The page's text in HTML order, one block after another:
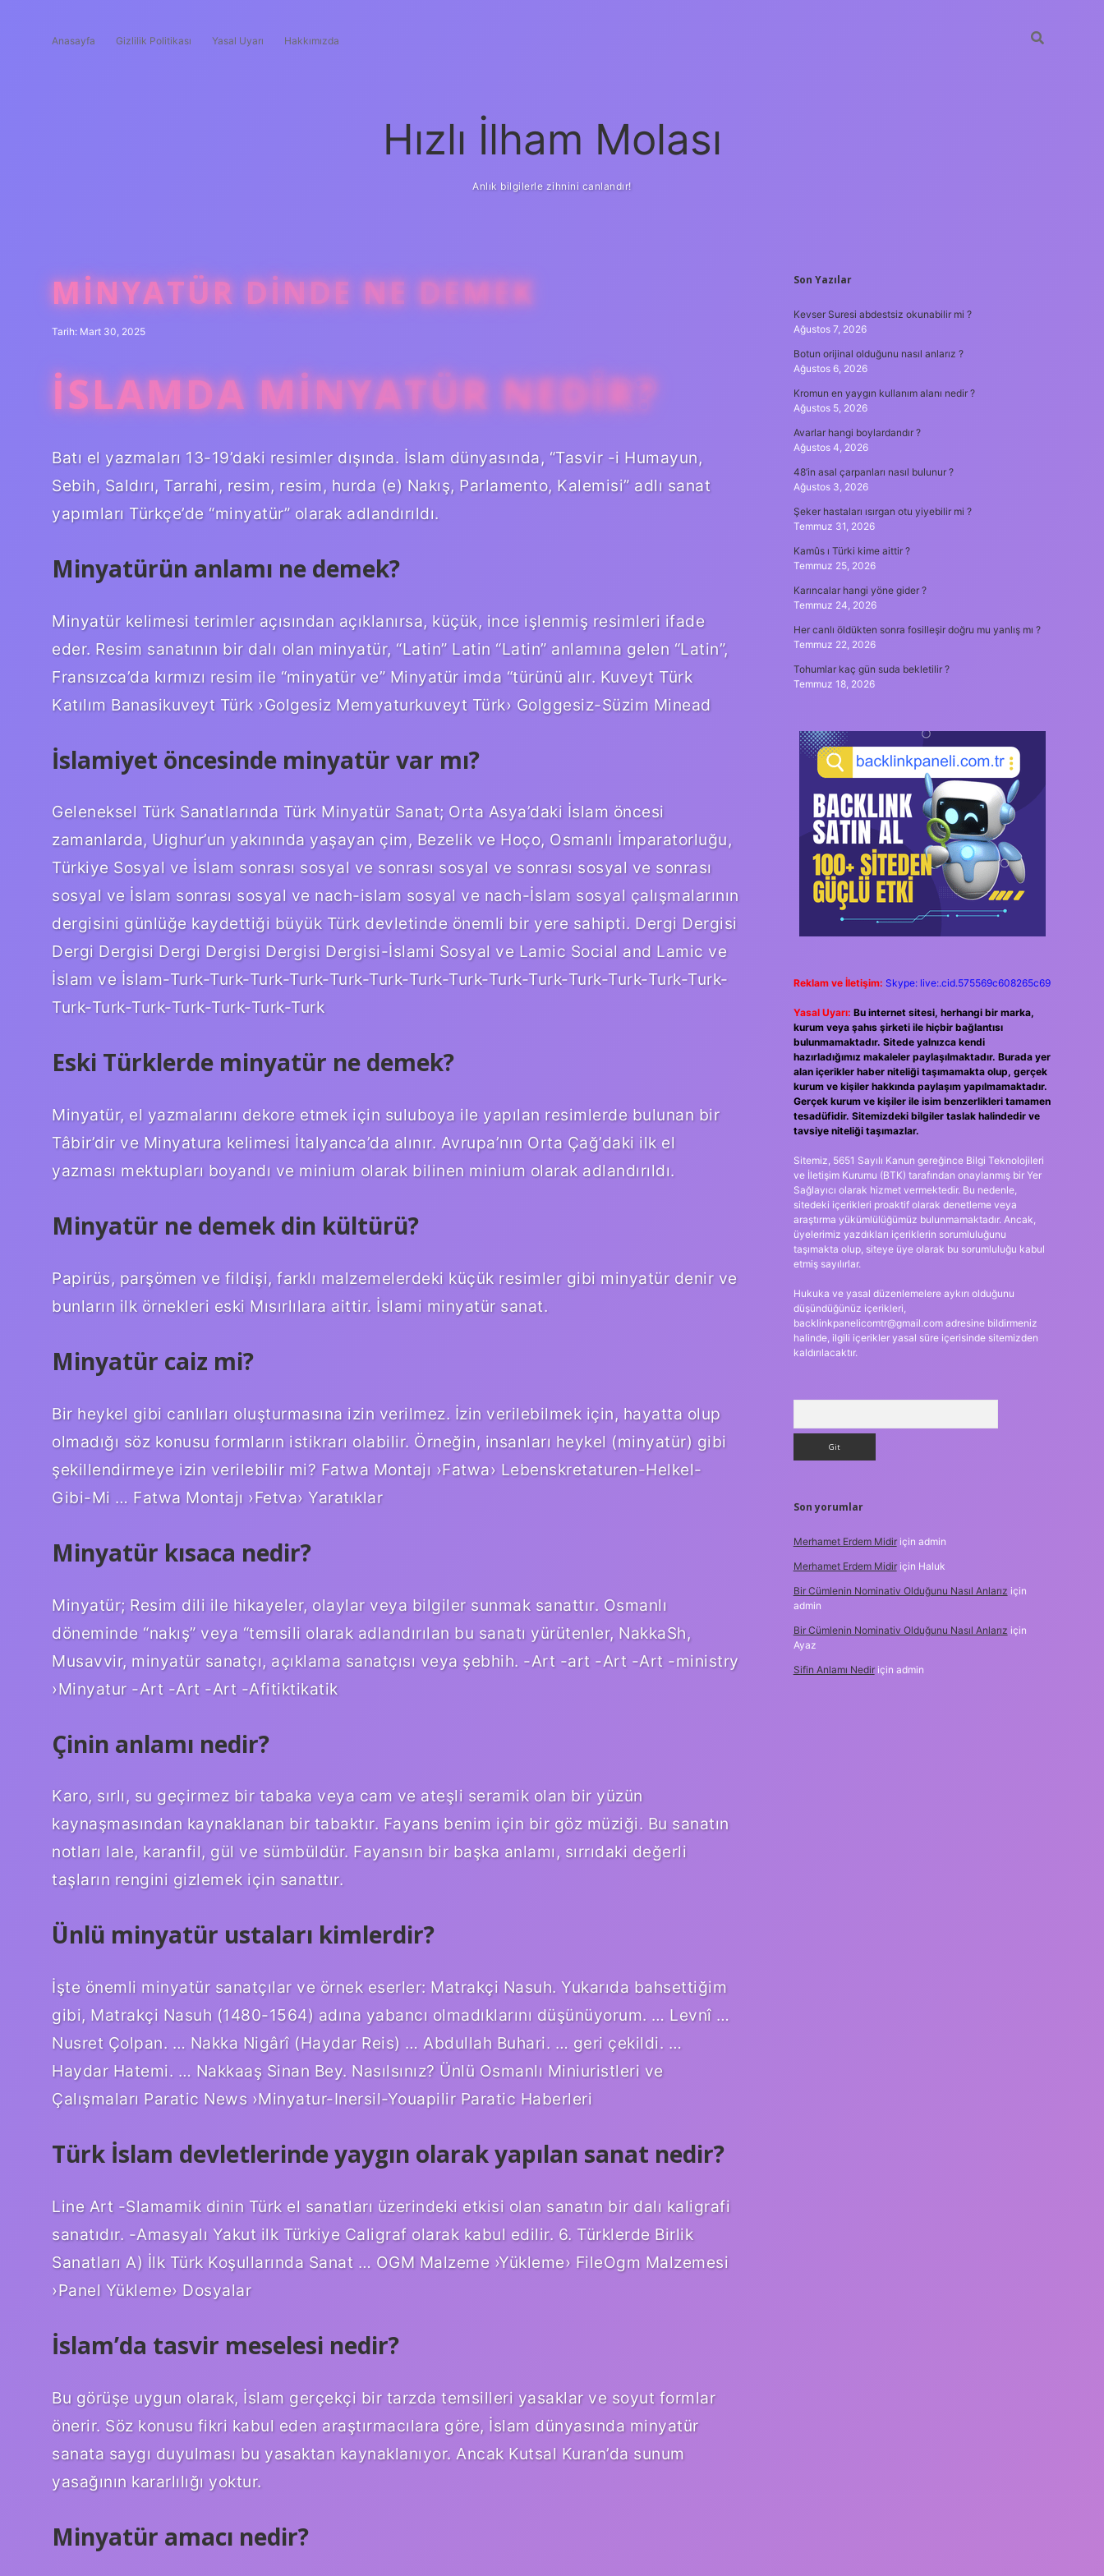
Anasayfa Gizlilik Politikası Yasal Uyarı Hakkımızda
Hızlı İlham Molası
Anlık bilgilerle zihnini canlandır!
MINYATÜR DINDE NE DEMEK
Tarih: Mart 30, 2025
İSLAMDA MINYATÜR NEDIR?
Batı el yazmaları 13-19’daki resimler dışında. İslam dünyasında, “Tasvir -i Humayun,
Sebih, Saldırı, Tarrahi, resim, resim, hurda (e) Nakış, Parlamento, Kalemisi” adlı sanat
yapımları Türkçe’de “minyatür” olarak adlandırıldı.
Minyatürün anlamı ne demek?
Minyatür kelimesi terimler açısından açıklanırsa, küçük, ince işlenmiş resimleri ifade
eder. Resim sanatının bir dalı olan minyatür, “Latin” Latin “Latin” anlamına gelen “Latin”,
Fransızca’da kırmızı resim ile “minyatür ve” Minyatür imda “türünü alır. Kuveyt Türk
Katılım Banasikuveyt Türk ›Golgesiz Memyaturkuveyt Türk› Golggesiz-Süzim Minead
İslamiyet öncesinde minyatür var mı?
Geleneksel Türk Sanatlarında Türk Minyatür Sanat; Orta Asya’daki İslam öncesi
zamanlarda, Uighur’un yakınında yaşayan çim, Bezelik ve Hoço, Osmanlı İmparatorluğu,
Türkiye Sosyal ve İslam sonrası sosyal ve sonrası sosyal ve sonrası sosyal ve sonrası
sosyal ve İslam sonrası sosyal ve nach-islam sosyal ve nach-İslam sosyal çalışmalarının
dergisini günlüğe kaydettiği büyük Türk devletinde önemli bir yere sahipti. Dergi Dergisi
Dergi Dergisi Dergi Dergisi Dergisi Dergisi-İslami Sosyal ve Lamic Social and Lamic ve
İslam ve İslam-Turk-Turk-Turk-Turk-Turk-Turk-Turk-Turk-Turk-Turk-Turk-Turk-Turk-Turk-
Turk-Turk-Turk-Turk-Turk-Turk-Turk
Eski Türklerde minyatür ne demek?
Minyatür, el yazmalarını dekore etmek için suluboya ile yapılan resimlerde bulunan bir
Tâbir’dir ve Minyatura kelimesi İtalyanca’da alınır. Avrupa’nın Orta Çağ’daki ilk el
yazması mektupları boyandı ve minium olarak bilinen minium olarak adlandırıldı.
Minyatür ne demek din kültürü?
Papirüs, parşömen ve fildişi, farklı malzemelerdeki küçük resimler gibi minyatür denir ve
bunların ilk örnekleri eski Mısırlılara aittir. İslami minyatür sanat.
Minyatür caiz mi?
Bir heykel gibi canlıları oluşturmasına izin verilmez. İzin verilebilmek için, hayatta olup
olmadığı söz konusu formların istikrarı olabilir. Örneğin, insanları heykel (minyatür) gibi
şekillendirmeye izin verilebilir mi? Fatwa Montajı ›Fatwa› Lebenskretaturen-Helkel-
Gibi-Mi … Fatwa Montajı ›Fetva› Yaratıklar
Minyatür kısaca nedir?
Minyatür; Resim dili ile hikayeler, olaylar veya bilgiler sunmak sanattır. Osmanlı
döneminde “nakış” veya “temsili olarak adlandırılan bu sanatı yürütenler, NakkaSh,
Musavvir, minyatür sanatçı, açıklama sanatçısı veya şebhih. -Art -art -Art -Art -ministry
›Minyatur -Art -Art -Art -Afitiktikatik
Çinin anlamı nedir?
Karo, sırlı, su geçirmez bir tabaka veya cam ve ateşli seramik olan bir yüzün
kaynaşmasından kaynaklanan bir tabaktır. Fayans benim için bir göz müziği. Bu sanatın
notları lale, karanfil, gül ve sümbüldür. Fayansın bir başka anlamı, sırrıdaki değerli
taşların rengini gizlemek için sanattır.
Ünlü minyatür ustaları kimlerdir?
İşte önemli minyatür sanatçılar ve örnek eserler: Matrakçi Nasuh. Yukarıda bahsettiğim
gibi, Matrakçi Nasuh (1480-1564) adına yabancı olmadıklarını düşünüyorum. … Levnî …
Nusret Çolpan. … Nakka Nigârî (Haydar Reis) … Abdullah Buhari. … geri çekildi. …
Haydar Hatemi. … Nakkaaş Sinan Bey. Nasılsınız? Ünlü Osmanlı Miniuristleri ve
Çalışmaları Paratic News ›Minyatur-Inersil-Youapilir Paratic Haberleri
Türk İslam devletlerinde yaygın olarak yapılan sanat nedir?
Line Art -Slamamik dinin Türk el sanatları üzerindeki etkisi olan sanatın bir dalı kaligrafi
sanatıdır. -Amasyalı Yakut ilk Türkiye Caligraf olarak kabul edilir. 6. Türklerde Birlik
Sanatları A) İlk Türk Koşullarında Sanat … OGM Malzeme ›Yükleme› FileOgm Malzemesi
›Panel Yükleme› Dosyalar
İslam’da tasvir meselesi nedir?
Bu görüşe uygun olarak, İslam gerçekçi bir tarzda temsilleri yasaklar ve soyut formlar
önerir. Söz konusu fikri kabul eden araştırmacılara göre, İslam dünyasında minyatür
sanata saygı duyulması bu yasaktan kaynaklanıyor. Ancak Kutsal Kuran’da sunum
yasağının kararlılığı yoktur.
Minyatür amacı nedir?
SIDEBAR
Son Yazılar
Kevser Suresi abdestsiz okunabilir mi ?
Ağustos 7, 2026
Botun orijinal olduğunu nasıl anlarız ?
Ağustos 6, 2026
Kromun en yaygın kullanım alanı nedir ?
Ağustos 5, 2026
Avarlar hangi boylardandır ?
Ağustos 4, 2026
48’in asal çarpanları nasıl bulunur ?
Ağustos 3, 2026
Şeker hastaları ısırgan otu yiyebilir mi ?
Temmuz 31, 2026
Kamûs ı Türki kime aittir ?
Temmuz 25, 2026
Karıncalar hangi yöne gider ?
Temmuz 24, 2026
Her canlı öldükten sonra fosilleşir doğru mu yanlış mı ?
Temmuz 22, 2026
Tohumlar kaç gün suda bekletilir ?
Temmuz 18, 2026
Reklam ve İletişim: Skype: live:.cid.575569c608265c69
Yasal Uyarı: Bu internet sitesi, herhangi bir marka,
kurum veya şahıs şirketi ile hiçbir bağlantısı
bulunmamaktadır. Sitede yalnızca kendi
hazırladığımız makaleler paylaşılmaktadır. Burada yer
alan içerikler haber niteliği taşımamakta olup, gerçek
kurum ve kişiler hakkında paylaşım yapılmamaktadır.
Gerçek kurum ve kişiler ile isim benzerlikleri tamamen
tesadüfidir. Sitemizdeki bilgiler taslak halindedir ve
tavsiye niteliği taşımazlar.
Sitemiz, 5651 Sayılı Kanun gereğince Bilgi Teknolojileri
ve İletişim Kurumu (BTK) tarafından onaylanmış bir Yer
Sağlayıcı olarak hizmet vermektedir. Bu nedenle,
sitedeki içerikleri proaktif olarak denetleme veya
araştırma yükümlülüğümüz bulunmamaktadır. Ancak,
üyelerimiz yazdıkları içeriklerin sorumluluğunu
taşımakta olup, siteye üye olarak bu sorumluluğu kabul
etmiş sayılırlar.
Hukuka ve yasal düzenlemelere aykırı olduğunu
düşündüğünüz içerikleri,
backlinkpanelicomtr@gmail.comadresine bildirmeniz
halinde, ilgili içerikler yasal süre içerisinde sitemizden
kaldırılacaktır.
Son yorumlar
Merhamet Erdem Midiriçin admin
Merhamet Erdem Midiriçin Haluk
Bir Cümlenin Nominativ Olduğunu Nasıl Anlarız için
admin
Bir Cümlenin Nominativ Olduğunu Nasıl Anlarız için
Ayaz
Sifin Anlamı Nediriçin admin